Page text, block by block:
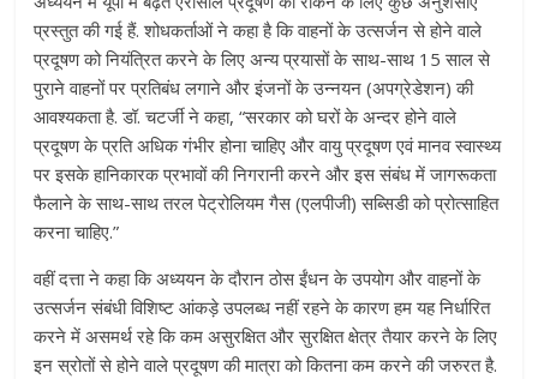
प्रस्तुत की गई हैं. शोधकर्ताओं ने कहा है कि वाहनों के उत्सर्जन से होने वाले
प्रदूषण को नियंत्रित करने के लिए अन्य प्रयासों के साथ-साथ 15 साल से
पुराने वाहनों पर प्रतिबंध लगाने और इंजनों के उन्नयन (अपग्रेडेशन) की
आवश्यकता है. डॉ. चटर्जी ने कहा, “सरकार को घरों के अन्दर होने वाले
प्रदूषण के प्रति अधिक गंभीर होना चाहिए और वायु प्रदूषण एवं मानव स्वास्थ्य
पर इसके हानिकारक प्रभावों की निगरानी करने और इस संबंध में जागरूकता
फैलाने के साथ-साथ तरल पेट्रोलियम गैस (एलपीजी) सब्सिडी को प्रोत्साहित
करना चाहिए.”
वहीं दत्ता ने कहा कि अध्ययन के दौरान ठोस ईंधन के उपयोग और वाहनों के
उत्सर्जन संबंधी विशिष्ट आंकड़े उपलब्ध नहीं रहने के कारण हम यह निर्धारित
करने में असमर्थ रहे कि कम असुरक्षित और सुरक्षित क्षेत्र तैयार करने के लिए
इन स्रोतों से होने वाले प्रदूषण की मात्रा को कितना कम करने की जरुरत है.